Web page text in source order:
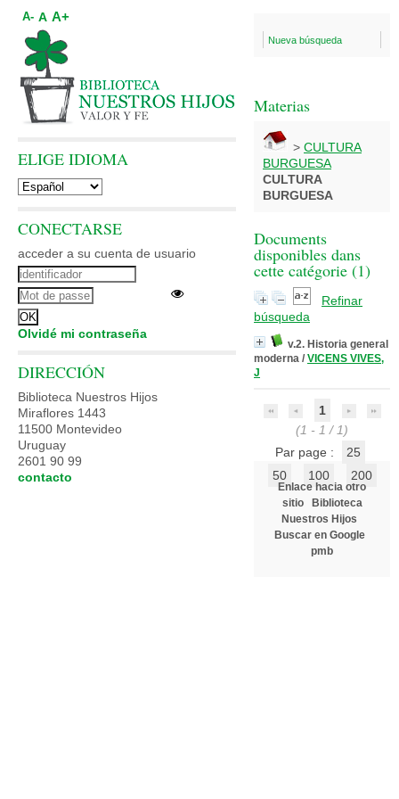
Nueva búsqueda
Materias
> CULTURA
BURGUESA
CULTURA
BURGUESA
Documents
disponibles dans
cette catégorie (1)
Refinar
búsqueda
v.2. Historia general
moderna / VICENS VIVES,
J
1
(1 - 1 / 1)
Par page :
25
50
100 200
Enlace hacia otro
sitio
Biblioteca
Nuestros Hijos
Buscar en Google
pmb
A- A A+
ELIGE IDIOMA
CONECTARSE
acceder a su cuenta de usuario
Olvidé mi contraseña
DIRECCIÓN
Biblioteca Nuestros Hijos
Miraflores 1443
11500 Montevideo
Uruguay
2601 90 99
contacto